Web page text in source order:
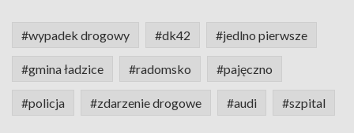
#wypadek drogowy #dk42 #jedlno pierwsze
#gmina ładzice #radomsko #pajęczno
#policja #zdarzenie drogowe #audi #szpital